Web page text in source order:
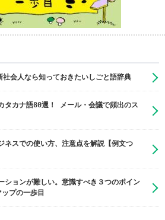
会人なら知っておきたいしごと語辞典
タカナ語80選！ メール・会議で頻出のス
ネスでの使い方、注意点を解説【例文つ
ションが難しい。意識すべき３つのポイン
プの一歩目